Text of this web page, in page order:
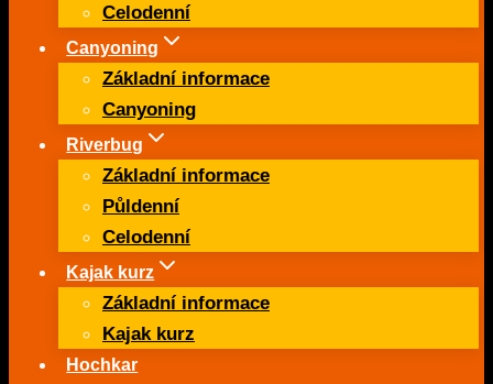
Celodenní
Canyoning
Základní informace
Canyoning
Riverbug
Základní informace
Půldenní
Celodenní
Kajak kurz
Základní informace
Kajak kurz
Hochkar